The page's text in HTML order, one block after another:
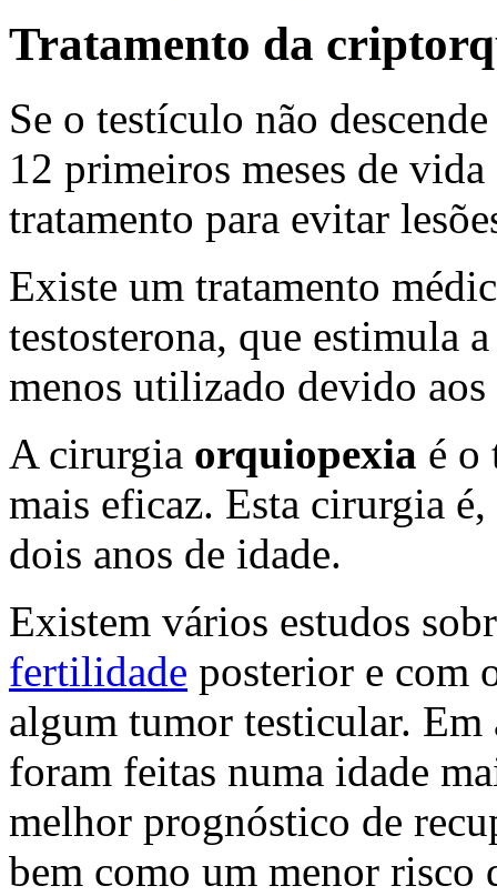
Tratamento da
Se o testículo não
12 primeiros meses de
tratamento para evitar
Existe um tratamento
testosterona, que estimula
menos utilizado devido aos
A cirurgia orquiopexia é o
mais eficaz. Esta cirurgia
dois anos de idade.
Existem vários estudos
fertilidade posterior e com
algum tumor testicular. Em
foram feitas numa idade
melhor prognóstico de
bem como um menor risco